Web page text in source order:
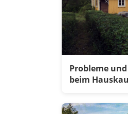
Probleme
beim